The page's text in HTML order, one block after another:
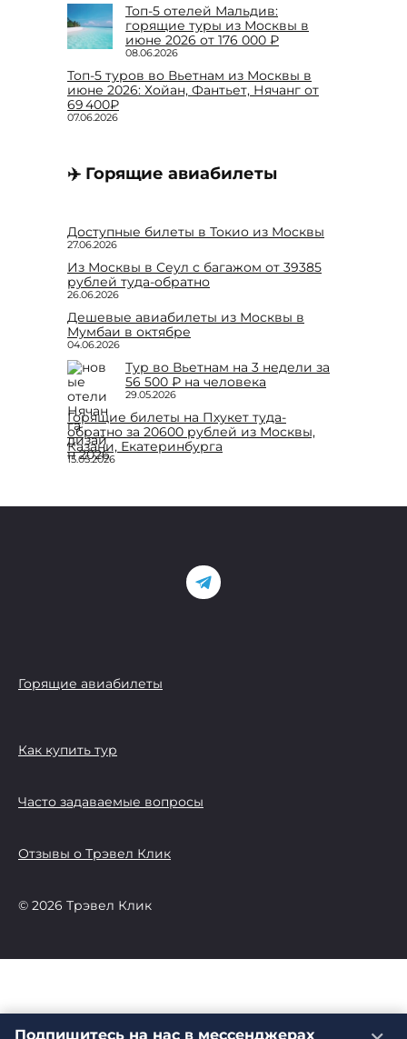
Топ-5 отелей Мальдив:
горящие туры из Москвы в
июне 2026 от 176 000 ₽
08.06.2026
Топ-5 туров во Вьетнам из Москвы в
июне 2026: Хойан, Фантьет, Нячанг от
69 400₽
07.06.2026
✈️ Горящие авиабилеты
Доступные билеты в Токио из Москвы
27.06.2026
Из Москвы в Сеул с багажом от 39385
рублей туда-обратно
26.06.2026
Дешевые авиабилеты из Москвы в
Мумбаи в октябре
04.06.2026
Тур во Вьетнам на 3 недели за
56 500 ₽ на человека
29.05.2026
Горящие билеты на Пхукет туда-
обратно за 20600 рублей из Москвы,
Казани, Екатеринбурга
15.05.2026
Горящие авиабилеты
Как купить тур
Часто задаваемые вопросы
Отзывы о Трэвел Клик
© 2026 Трэвел Клик
Подпишитесь на нас в мессенджерах